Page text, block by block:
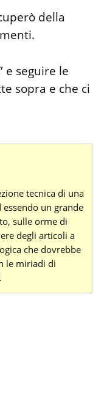
della
e seguire le
sopra e che ci
tecnica di una
un grande
sulle orme di
degli articoli a
che dovrebbe
le miriadi di